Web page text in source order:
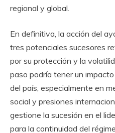
regional y global.
En definitiva, la acción del
tres potenciales sucesores
por su protección y la
paso podría tener un
del país, especialmente en
social y presiones
gestione la sucesión en el
para la continuidad del